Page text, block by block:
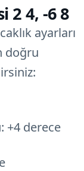
2 4, -6 8
ayarları
doğru
+4 derece